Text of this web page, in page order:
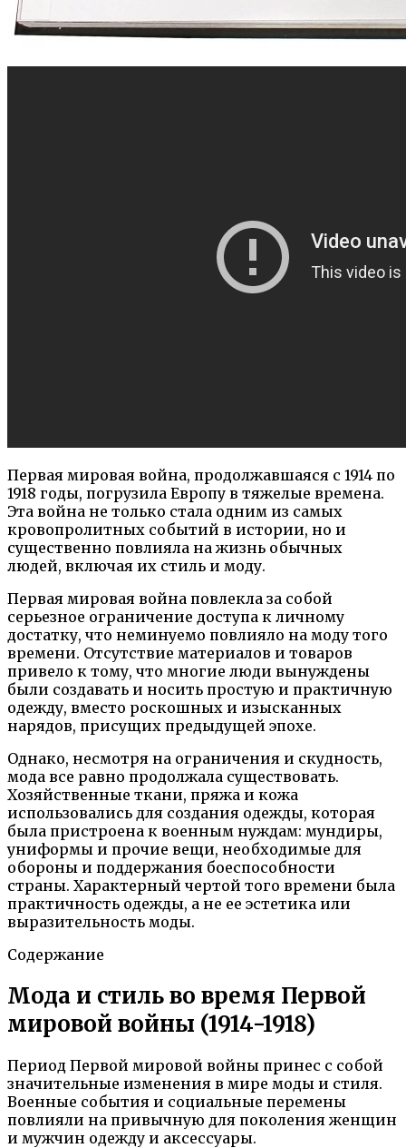
Первая мировая война, продолжавшаяся с 1914 по
1918 годы, погрузила Европу в тяжелые времена.
Эта война не только стала одним из самых
кровопролитных событий в истории, но и
существенно повлияла на жизнь обычных
людей, включая их стиль и моду.
Первая мировая война повлекла за собой
серьезное ограничение доступа к личному
достатку, что неминуемо повлияло на моду того
времени. Отсутствие материалов и товаров
привело к тому, что многие люди вынуждены
были создавать и носить простую и практичную
одежду, вместо роскошных и изысканных
нарядов, присущих предыдущей эпохе.
Однако, несмотря на ограничения и скудность,
мода все равно продолжала существовать.
Хозяйственные ткани, пряжа и кожа
использовались для создания одежды, которая
была пристроена к военным нуждам: мундиры,
униформы и прочие вещи, необходимые для
обороны и поддержания боеспособности
страны. Характерный чертой того времени была
практичность одежды, а не ее эстетика или
выразительность моды.
Содержание
Мода и стиль во время Первой
мировой войны (1914-1918)
Период Первой мировой войны принес с собой
значительные изменения в мире моды и стиля.
Военные события и социальные перемены
повлияли на привычную для поколения женщин
и мужчин одежду и аксессуары.